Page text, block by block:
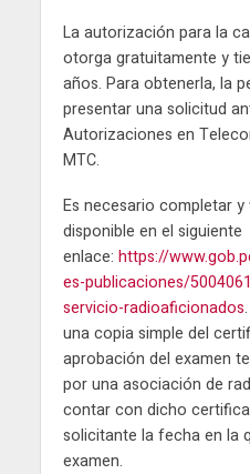
La autorización para la
otorga gratuitamente y
años. Para obtenerla, la
presentar una solicitud
Autorizaciones en
MTC.
Es necesario completar
disponible en el siguiente
enlace: https://
es-publicaciones/
servicio-radioaficionados
una copia simple del
aprobación del examen
por una asociación de
contar con dicho
solicitante la fecha en la
examen.